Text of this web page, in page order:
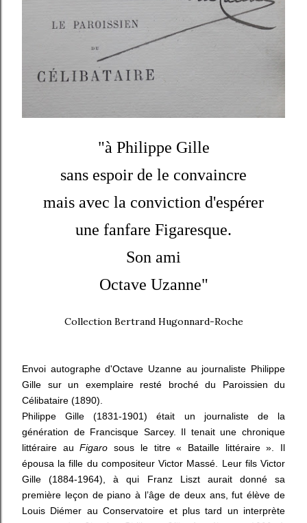
"à Philippe Gille
sans espoir de le convaincre
mais avec la conviction d'espérer
une fanfare Figaresque.
Son ami
Octave Uzanne"
Collection Bertrand Hugonnard-Roche
Envoi autographe d'Octave Uzanne au journaliste Philippe
Gille sur un exemplaire resté broché du Paroissien du
Célibataire (1890).
Philippe Gille (1831-1901) était un journaliste de la
génération de Francisque Sarcey. Il tenait une chronique
littéraire auFigaro sous le titre « Bataille littéraire ». Il
épousa la fille du compositeur Victor Massé. Leur fils Victor
Gille (1884-1964), à qui Franz Liszt aurait donné sa
première leçon de piano à l’âge de deux ans, fut élève de
Louis Diémer au Conservatoire et plus tard un interprète